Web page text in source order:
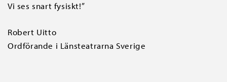
Vi ses snart fysiskt!”
Robert Uitto
Ordförande i Länsteatrarna Sverige